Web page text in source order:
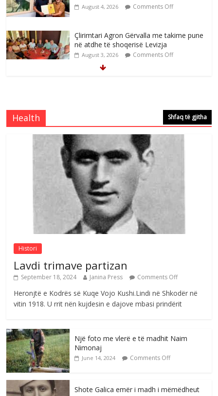
August 4, 2026 Comments Off
Çlirimtari Agron Gërvalla me takime pune
në atdhe të shoqerisë Levizja
August 3, 2026 Comments Off
Comments Off
S’mbaj inat me asnjëri -Ganimete Jakupi
poete e respektuar
August 3, 2026 Comments Off
Nga Elmije Ajazi e nderuar
August 5, 2026 Comments Off
Health Shfaq të gjitha
Histori
Lavdi trimave partizan
September 18, 2024 Janina Press Comments Off
Heronjtë e Kodrës së Kuqe Vojo Kushi.Lindi në Shkodër në
vitin 1918. U rrit nën kujdesin e dajove mbasi prindërit
Një foto me vlerë e të madhit Naim
Nimonaj
June 14, 2024 Comments Off
Shote Galica emër i madh i mëmëdheut